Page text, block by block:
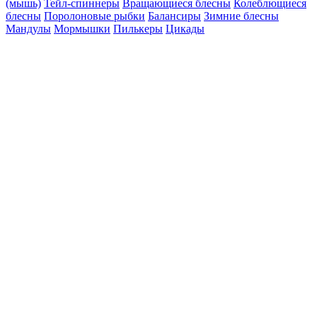
(мышь) Тейл-спиннеры Вращающиеся блесны Колеблющиеся
блесны Поролоновые рыбки Балансиры Зимние блесны
Мандулы Мормышки Пилькеры Цикады